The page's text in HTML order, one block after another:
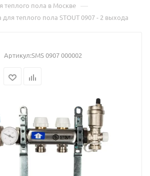
теплого пола в Москве —
теплого пола STOUT 0907 - 2 выхода
Артикул:SMS 0907 000002